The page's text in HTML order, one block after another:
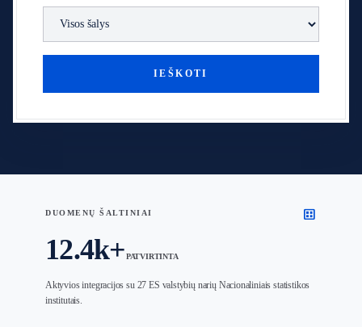
IEŠKOTI
DUOMENŲ ŠALTINIAI dataset
12.4k+PATVIRTINTA
Aktyvios integracijos su 27 ES valstybių narių Nacionaliniais statistikos
institutais.